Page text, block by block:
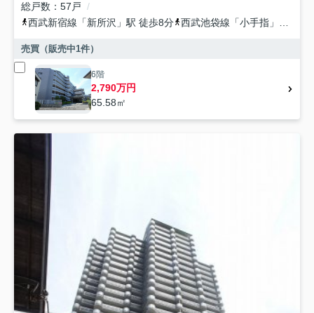
総戸数
57戸
西武新宿線 「新所沢 」駅 徒歩8分 西武池袋線 「小手指 」駅 徒歩29分
売買（販売中1件）
6階
2,790万円
65.58㎡